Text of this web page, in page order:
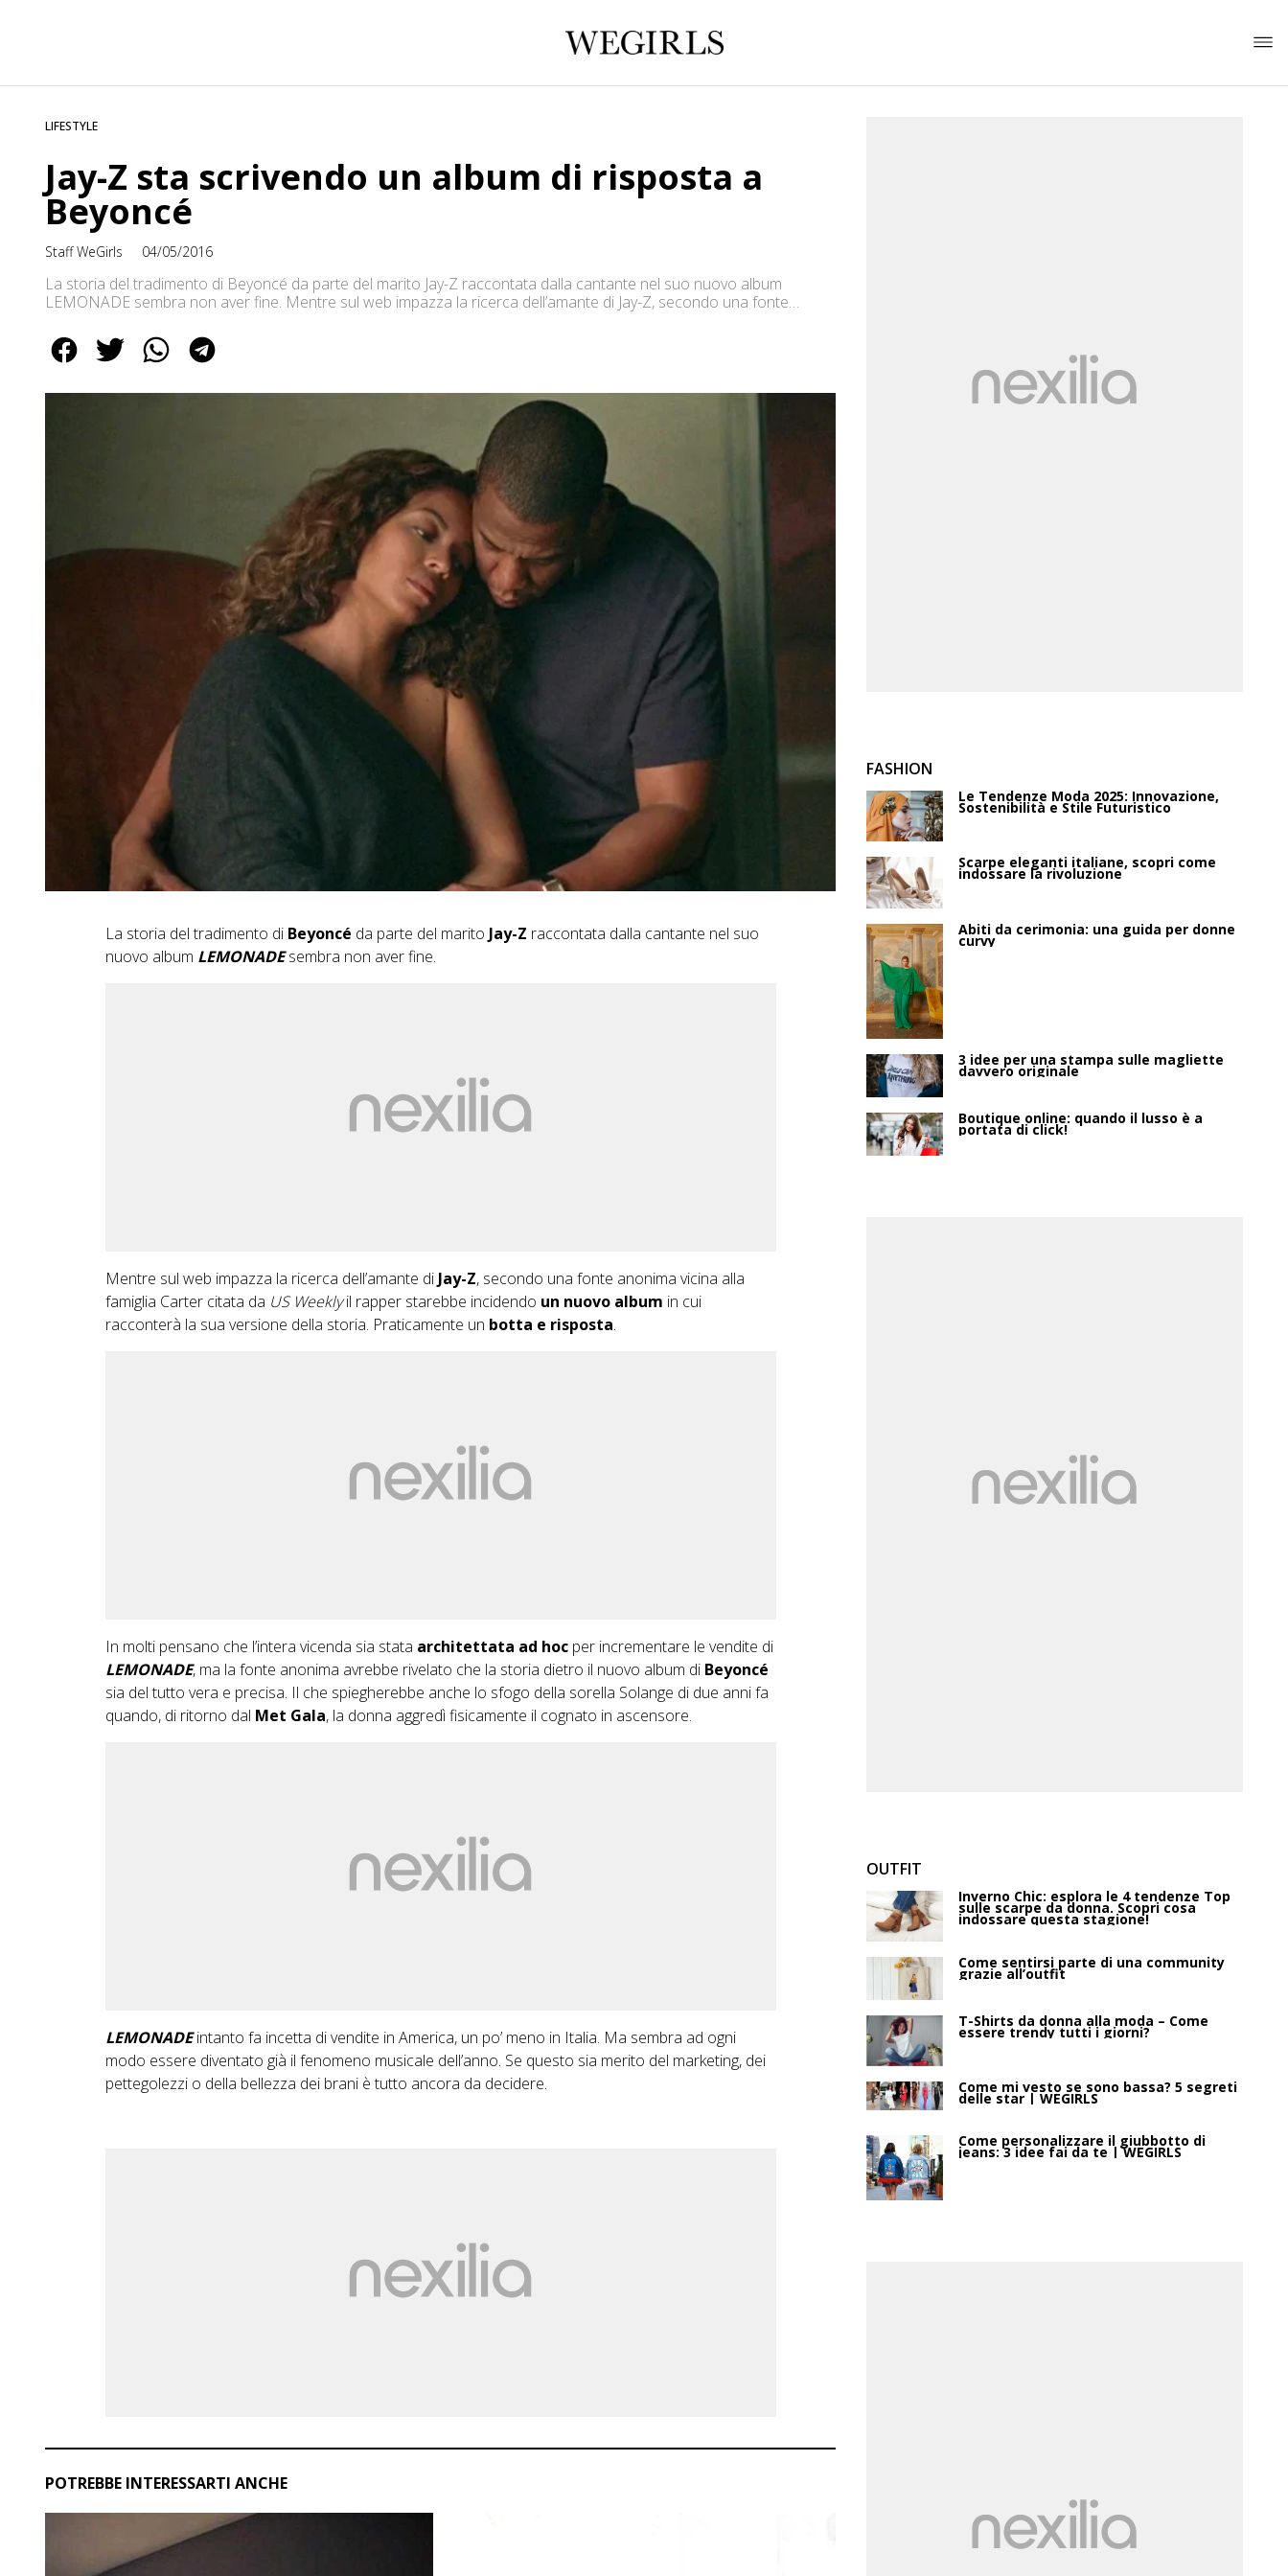
LIFESTYLE
Jay-Z sta scrivendo un album di risposta a
Beyoncé
Staff WeGirls 04/05/2016
La storia del tradimento di Beyoncé da parte del marito Jay-Z raccontata dalla cantante nel suo nuovo album
LEMONADE sembra non aver fine. Mentre sul web impazza la ricerca dell’amante di Jay-Z, secondo una fonte
la sua versione della […]
La storia del tradimento di Beyoncé da parte del marito Jay-Z raccontata dalla cantante nel suo
nuovo album LEMONADE sembra non aver fine.
Mentre sul web impazza la ricerca dell’amante di Jay-Z, secondo una fonte anonima vicina alla
famiglia Carter citata da US Weeklyil rapper starebbe incidendo un nuovo album in cui
racconterà la sua versione della storia. Praticamente un botta e risposta.
In molti pensano che l’intera vicenda sia stata architettata ad hocper incrementare le vendite di
LEMONADE, ma la fonte anonima avrebbe rivelato che la storia dietro il nuovo album di Beyoncé
sia del tutto vera e precisa. Il che spiegherebbe anche lo sfogo della sorella Solange di due anni fa
quando, di ritorno dal Met Gala, la donna aggredì fisicamente il cognato in ascensore.
LEMONADEintanto fa incetta di vendite in America, un po’ meno in Italia. Ma sembra ad ogni
modo essere diventato già il fenomeno musicale dell’anno. Se questo sia merito del marketing, dei
pettegolezzi o della bellezza dei brani è tutto ancora da decidere.
POTREBBE INTERESSARTI ANCHE
FASHION
Le Tendenze Moda 2025: Innovazione,
Sostenibilità e Stile Futuristico
Scarpe eleganti italiane, scopri come
indossare la rivoluzione
Abiti da cerimonia: una guida per donne
curvy
3 idee per una stampa sulle magliette
davvero originale
Boutique online: quando il lusso è a
portata di click!
OUTFIT
Inverno Chic: esplora le 4 tendenze Top
sulle scarpe da donna. Scopri cosa
indossare questa stagione!
Come sentirsi parte di una community
grazie all’outfit
T-Shirts da donna alla moda – Come
essere trendy tutti i giorni?
Come mi vesto se sono bassa? 5 segreti
delle star | WEGIRLS
Come personalizzare il giubbotto di
jeans: 3 idee fai da te | WEGIRLS